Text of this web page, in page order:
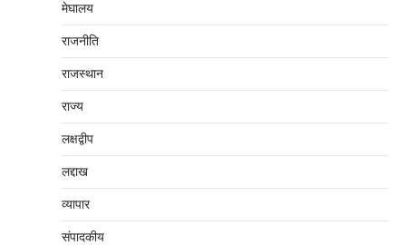
मेघालय
राजनीति
राजस्थान
राज्य
लक्षद्वीप
लद्दाख
व्यापार
संपादकीय